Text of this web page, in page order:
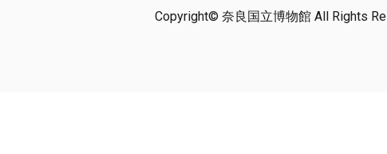
Copyright© 奈良国立博物館 All Rights